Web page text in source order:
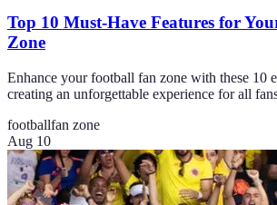
Top 10 Must-Have Features for
Zone
Enhance your football fan zone with these 10
creating an unforgettable experience for all
footballfan zone
Aug 10